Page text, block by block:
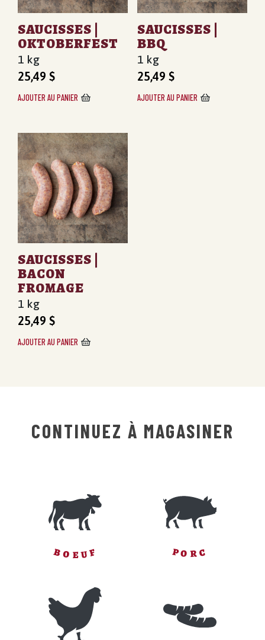
SAUCISSES |
OKTOBERFEST
1 kg
25,49 $
AJOUTER AU PANIER
SAUCISSES |
BBQ
1 kg
25,49 $
AJOUTER AU PANIER
SAUCISSES |
BACON
FROMAGE
1 kg
25,49 $
AJOUTER AU PANIER
CONTINUEZ À MAGASINER
BO EUF PO RC